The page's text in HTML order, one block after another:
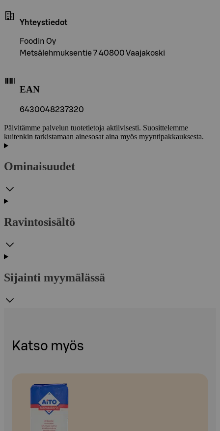
Yhteystiedot
Foodin Oy
Metsälehmuksentie 7 40800 Vaajakoski
EAN
6430048237320
Päivitämme palvelun tuotetietoja aktiivisesti. Suosittelemme
kuitenkin tarkistamaan ainesosat aina myös myyntipakkauksesta.
Ominaisuudet
Ravintosisältö
Sijainti myymälässä
Katso myös